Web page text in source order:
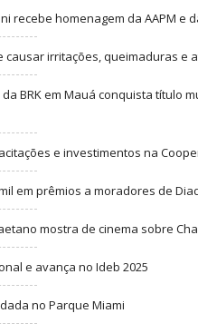
recebe homenagem da AAPM e
irritações, queimaduras e
BRK em Mauá conquista título
e investimentos na
em prêmios a moradores de
mostra de cinema sobre
e avança no Ideb 2025
no Parque Miami